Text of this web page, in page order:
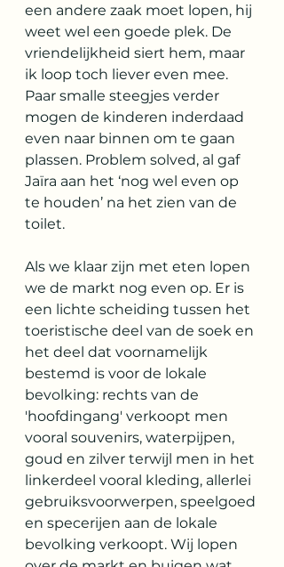
een andere zaak moet lopen, hij
weet wel een goede plek. De
vriendelijkheid siert hem, maar
ik loop toch liever even mee.
Paar smalle steegjes verder
mogen de kinderen inderdaad
even naar binnen om te gaan
plassen. Problem solved, al gaf
Jaïra aan het ‘nog wel even op
te houden’ na het zien van de
toilet.
Als we klaar zijn met eten lopen
we de markt nog even op. Er is
een lichte scheiding tussen het
toeristische deel van de soek en
het deel dat voornamelijk
bestemd is voor de lokale
bevolking: rechts van de
'hoofdingang' verkoopt men
vooral souvenirs, waterpijpen,
goud en zilver terwijl men in het
linkerdeel vooral kleding, allerlei
gebruiksvoorwerpen, speelgoed
en specerijen aan de lokale
bevolking verkoopt. Wij lopen